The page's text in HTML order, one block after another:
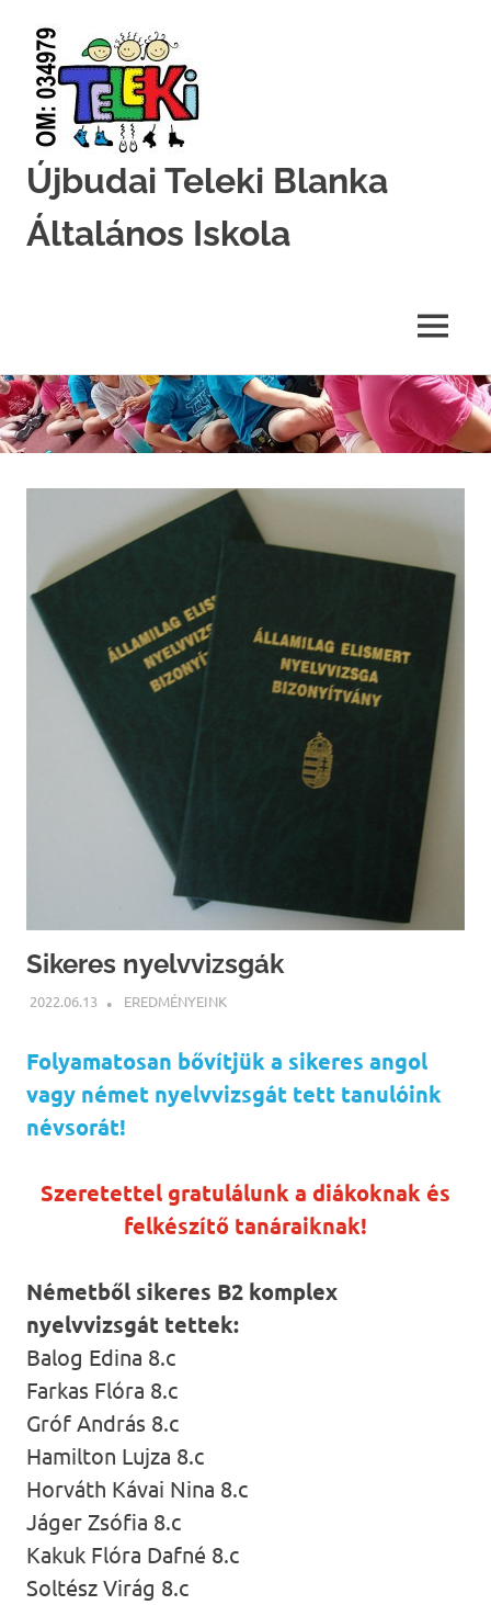
Skip
to
content
Újbudai Teleki Blanka
Általános Iskola
MENU
Sikeres nyelvvizsgák
2022.06.13 NBEA
EREDMÉNYEINK
Folyamatosan bővítjük a sikeres angol
vagy német nyelvvizsgát tett tanulóink
névsorát!
Szeretettel gratulálunk a diákoknak és
felkészítő tanáraiknak!
Németből sikeres B2 komplex
nyelvvizsgát tettek:
Balog Edina 8.c
Farkas Flóra 8.c
Gróf András 8.c
Hamilton Lujza 8.c
Horváth Kávai Nina 8.c
Jáger Zsófia 8.c
Kakuk Flóra Dafné 8.c
Soltész Virág 8.c